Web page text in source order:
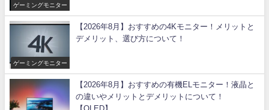
ゲーミングモニター
ゲーミングモニター
【2026年8月】おすすめの4Kモニター！メリットと
デメリット、選び方について！
【2026年8月】おすすめの有機ELモニター！液晶と
の違いやメリットとデメリットについて！
【OLED】